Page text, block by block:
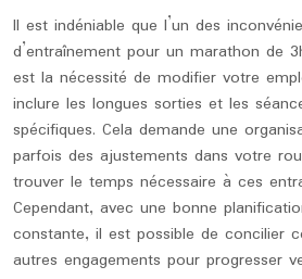
Il est indéniable que l’un des
d’entraînement pour un marathon de
est la nécessité de modifier votre
inclure les longues sorties et les
spécifiques. Cela demande une
parfois des ajustements dans votre
trouver le temps nécessaire à ces
Cependant, avec une bonne
constante, il est possible de concilier
autres engagements pour progresser